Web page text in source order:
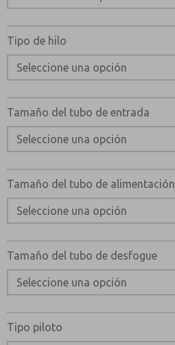
Tipo de hilo
Tamaño del tubo de entrada
Tamaño del tubo de alimentación
Tamaño del tubo de desfogue
Tipo piloto